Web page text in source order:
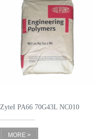
ZyteI PA66 70G43L NC010
MORE >